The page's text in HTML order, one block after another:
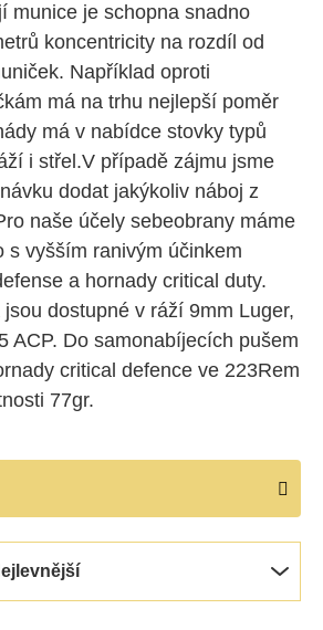
munice je schopna snadno
koncentricity na rozdíl od
Například oproti
má na trhu nejlepší poměr
má v nabídce stovky typů
i střel.V případě zájmu jsme
dodat jakýkoliv náboj z
naše účely sebeobrany máme
s vyšším ranivým účinkem
a hornady critical duty.
dostupné v ráží 9mm Luger,
ACP. Do samonabíjecích pušem
critical defence ve 223Rem
77gr.